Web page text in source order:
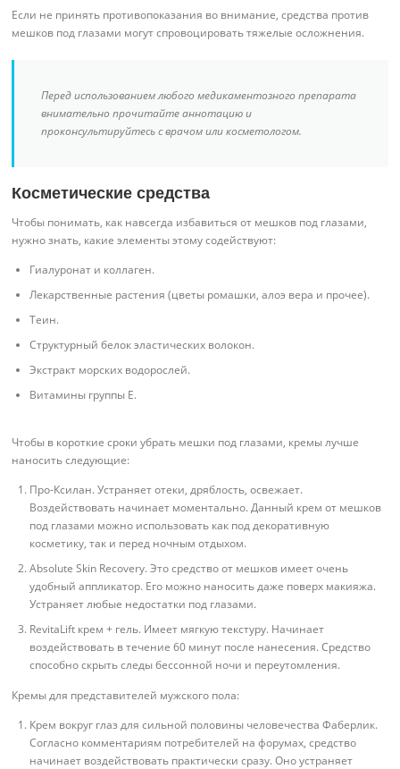
Если не принять противопоказания во внимание, средства против
мешков под глазами могут спровоцировать тяжелые осложнения.
Перед использованием любого медикаментозного препарата
внимательно прочитайте аннотацию и
проконсультируйтесь с врачом или косметологом.
Косметические средства
Чтобы понимать, как навсегда избавиться от мешков под глазами,
нужно знать, какие элементы этому содействуют:
Гиалуронат и коллаген.
Лекарственные растения (цветы ромашки, алоэ вера и прочее).
Теин.
Структурный белок эластических волокон.
Экстракт морских водорослей.
Витамины группы E.
Чтобы в короткие сроки убрать мешки под глазами, кремы лучше
наносить следующие:
Про-Ксилан. Устраняет отеки, дряблость, освежает.
Воздействовать начинает моментально. Данный крем от мешков
под глазами можно использовать как под декоративную
косметику, так и перед ночным отдыхом.
Absolute Skin Recovery. Это средство от мешков имеет очень
удобный аппликатор. Его можно наносить даже поверх макияжа.
Устраняет любые недостатки под глазами.
RevitaLift крем + гель. Имеет мягкую текстуру. Начинает
воздействовать в течение 60 минут после нанесения. Средство
способно скрыть следы бессонной ночи и переутомления.
Кремы для представителей мужского пола:
Крем вокруг глаз для сильной половины человечества Фаберлик.
Согласно комментариям потребителей на форумах, средство
начинает воздействовать практически сразу. Оно устраняет